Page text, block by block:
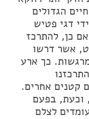
הגדולים
דגי פטיש
כן, להתרכז
אשר דרשו
מרגשות. כך ארע
קטנים אחרים.
וכעת, בפעם
לצלם